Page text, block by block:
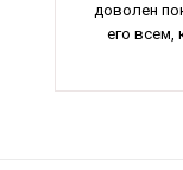
доволен
его всем,